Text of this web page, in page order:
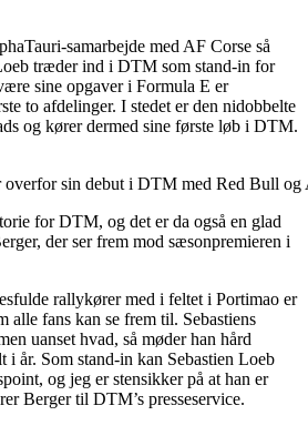
samarbejde med AF Corse så
træder ind i DTM som stand-in for
sine opgaver i Formula E er
to afdelinger. I stedet er den nidobbelte
og kører dermed sine første løb i DTM.
overfor sin debut i DTM med Red Bull
for DTM, og det er da også en glad
der ser frem mod sæsonpremieren i
rallykører med i feltet i Portimao er
alle fans kan se frem til. Sebastiens
uanset hvad, så møder han hård
år. Som stand-in kan Sebastien Loeb
og jeg er stensikker på at han er
Berger til DTM’s presseservice.